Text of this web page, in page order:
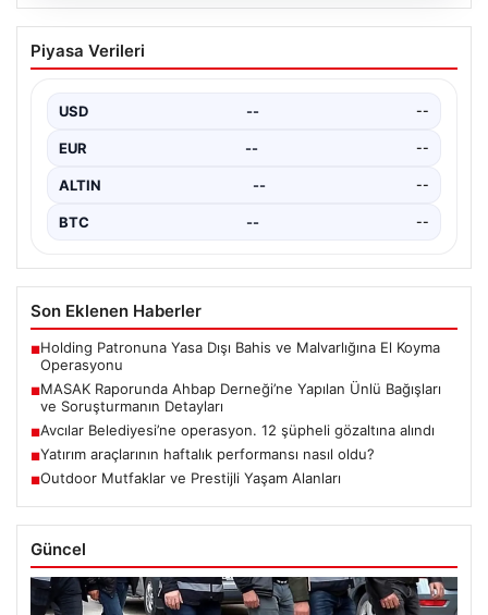
Outdoor Mutfaklar ve Prestijli Yaşam
Alanları
göstermektedir. Baştan başa özel villalarda ikamet
eden…
Piyasa Verileri
USD -- --
EUR -- --
ALTIN -- --
BTC -- --
Son Eklenen Haberler
■Holding Patronuna Yasa Dışı Bahis ve Malvarlığına El Koyma
Operasyonu
■MASAK Raporunda Ahbap Derneği’ne Yapılan Ünlü Bağışları
ve Soruşturmanın Detayları
■Avcılar Belediyesi’ne operasyon. 12 şüpheli gözaltına alındı
■Yatırım araçlarının haftalık performansı nasıl oldu?
■Outdoor Mutfaklar ve Prestijli Yaşam Alanları
Güncel